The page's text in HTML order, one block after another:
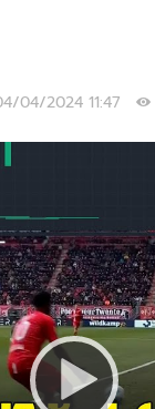
04/2024 11:47